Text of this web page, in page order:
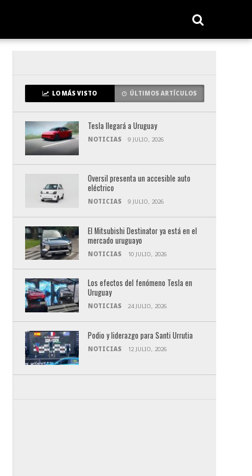
LO MÁS VISTO ÚLTIMOS ARTÍCULOS
Tesla llegará a Uruguay
NOTICIAS 9 JULIO, 2026
Oversil presenta un accesible auto
eléctrico
NOTICIAS 9 JULIO, 2026
El Mitsubishi Destinator ya está en el
mercado uruguayo
NOTICIAS 10 JULIO, 2026
Los efectos del fenómeno Tesla en
Uruguay
NOTICIAS 24 JULIO, 2026
Podio y liderazgo para Santi Urrutia
NOTICIAS 12 JULIO, 2026